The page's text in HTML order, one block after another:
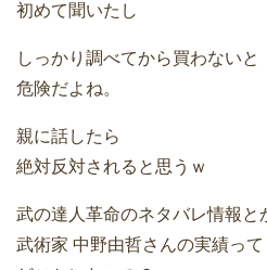
初めて聞いたし
しっかり調べてから買わないと
危険だよね。
親に話したら
絶対反対されると思うｗ
武の達人革命のネタバレ情報と
武術家 中野由哲さんの実績って